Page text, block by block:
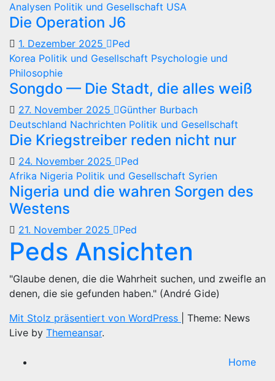
Analysen Politik und Gesellschaft USA
Die Operation J6
1. Dezember 2025
Ped
Korea Politik und Gesellschaft Psychologie und
Philosophie
Songdo — Die Stadt, die alles weiß
27. November 2025
Günther Burbach
Deutschland Nachrichten Politik und Gesellschaft
Die Kriegstreiber reden nicht nur
24. November 2025
Ped
Afrika Nigeria Politik und Gesellschaft Syrien
Nigeria und die wahren Sorgen des
Westens
21. November 2025 Ped
Peds Ansichten
"Glaube denen, die die Wahrheit suchen, und zweifle an
denen, die sie gefunden haben." (André Gide)
Mit Stolz präsentiert von WordPress
Theme: News
Live by Themeansar.
Home